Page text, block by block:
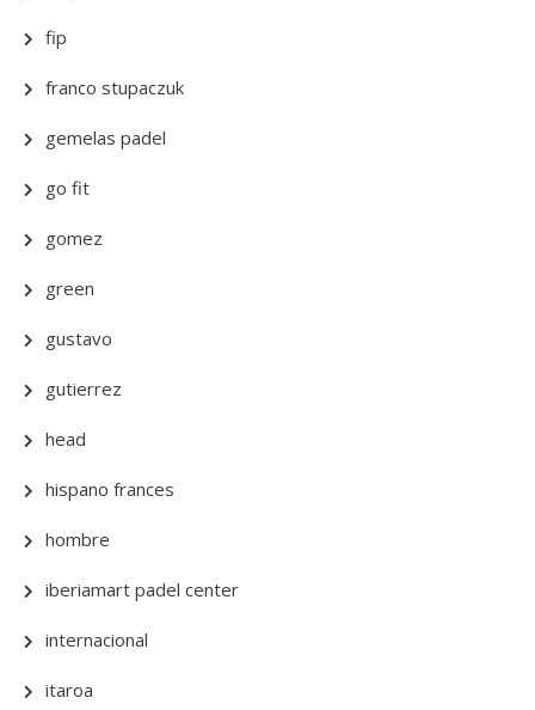
fip
franco stupaczuk
gemelas padel
go fit
gomez
green
gustavo
gutierrez
head
hispano frances
hombre
iberiamart padel center
internacional
itaroa